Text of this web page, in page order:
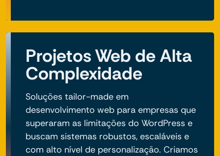
Projetos Web de Alta
Complexidade
Soluções tailor-made em
desenvolvimento web para empresas que
superaram as limitações do WordPress e
buscam sistemas robustos, escaláveis e
com alto nível de personalização. Criamos